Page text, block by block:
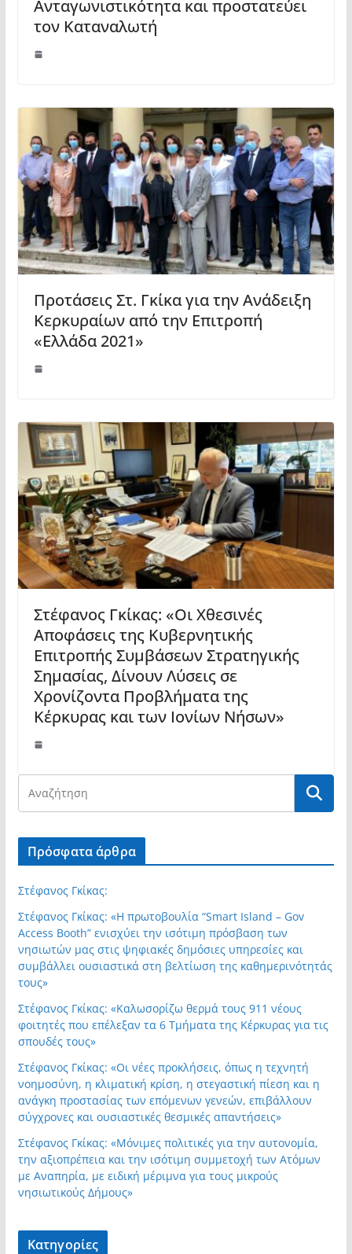
Ανταγωνιστικότητα και προστατεύει
τον Καταναλωτή
Προτάσεις Στ. Γκίκα για την Ανάδειξη
Κερκυραίων από την Επιτροπή
«Ελλάδα 2021»
Στέφανος Γκίκας: «Οι Χθεσινές
Αποφάσεις της Κυβερνητικής
Επιτροπής Συμβάσεων Στρατηγικής
Σημασίας, Δίνουν Λύσεις σε
Χρονίζοντα Προβλήματα της
Κέρκυρας και των Ιονίων Νήσων»
Πρόσφατα άρθρα
Στέφανος Γκίκας:
Στέφανος Γκίκας: «Η πρωτοβουλία “Smart Island – Gov
Access Booth” ενισχύει την ισότιμη πρόσβαση των
νησιωτών μας στις ψηφιακές δημόσιες υπηρεσίες και
συμβάλλει ουσιαστικά στη βελτίωση της καθημερινότητάς
τους»
Στέφανος Γκίκας: «Καλωσορίζω θερμά τους 911 νέους
φοιτητές που επέλεξαν τα 6 Τμήματα της Κέρκυρας για τις
σπουδές τους»
Στέφανος Γκίκας: «Οι νέες προκλήσεις, όπως η τεχνητή
νοημοσύνη, η κλιματική κρίση, η στεγαστική πίεση και η
ανάγκη προστασίας των επόμενων γενεών, επιβάλλουν
σύγχρονες και ουσιαστικές θεσμικές απαντήσεις»
Στέφανος Γκίκας: «Μόνιμες πολιτικές για την αυτονομία,
την αξιοπρέπεια και την ισότιμη συμμετοχή των Ατόμων
με Αναπηρία, με ειδική μέριμνα για τους μικρούς
νησιωτικούς Δήμους»
Kατηγορίες